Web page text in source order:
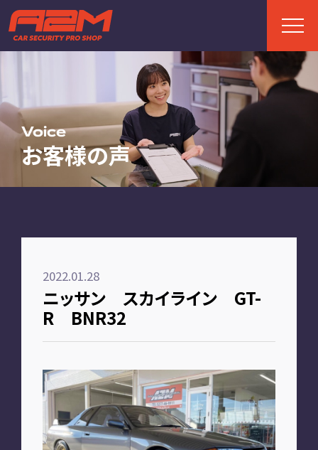
Voice
お客様の声
2022.01.28
ニッサン スカイライン GT-
R BNR32
TOP
ABOUT
A2Mについて
FAQ
お客様の声
お知らせ
PLAN
車種別プラン